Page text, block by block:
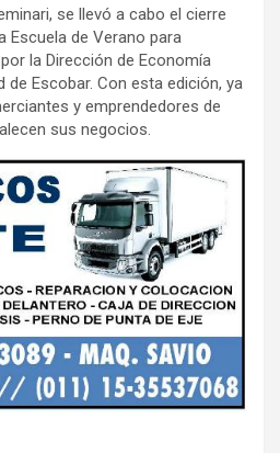
se llevó a cabo el cierre
Escuela de Verano para
la Dirección de Economía
de Escobar. Con esta edición, ya
y emprendedores de
sus negocios.